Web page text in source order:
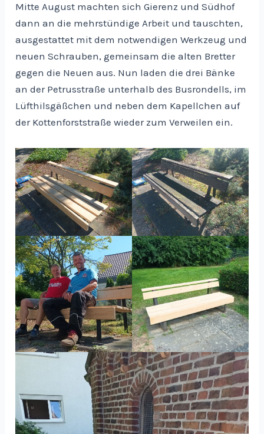
Mitte August machten sich Gierenz und Südhof
dann an die mehrstündige Arbeit und tauschten,
ausgestattet mit dem notwendigen Werkzeug und
neuen Schrauben, gemeinsam die alten Bretter
gegen die Neuen aus. Nun laden die drei Bänke
an der Petrusstraße unterhalb des Busrondells, im
Lüfthilsgäßchen und neben dem Kapellchen auf
der Kottenforststraße wieder zum Verweilen ein.